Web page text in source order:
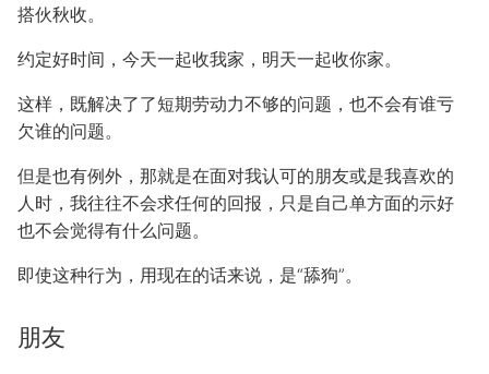
搭伙秋收。
约定好时间，今天一起收我家，明天一起收你家。
这样，既解决了了短期劳动力不够的问题，也不会有谁亏
欠谁的问题。
但是也有例外，那就是在面对我认可的朋友或是我喜欢的
人时，我往往不会求任何的回报，只是自己单方面的示好
也不会觉得有什么问题。
即使这种行为，用现在的话来说，是“舔狗”。
朋友